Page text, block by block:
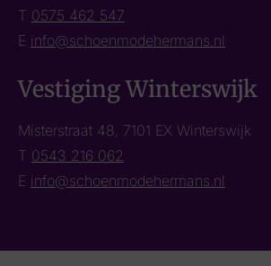
T 0575 462 547
E info@schoenmodehermans.nl
Vestiging Winterswijk
Misterstraat 48, 7101 EX Winterswijk
T 0543 216 062
E info@schoenmodehermans.nl